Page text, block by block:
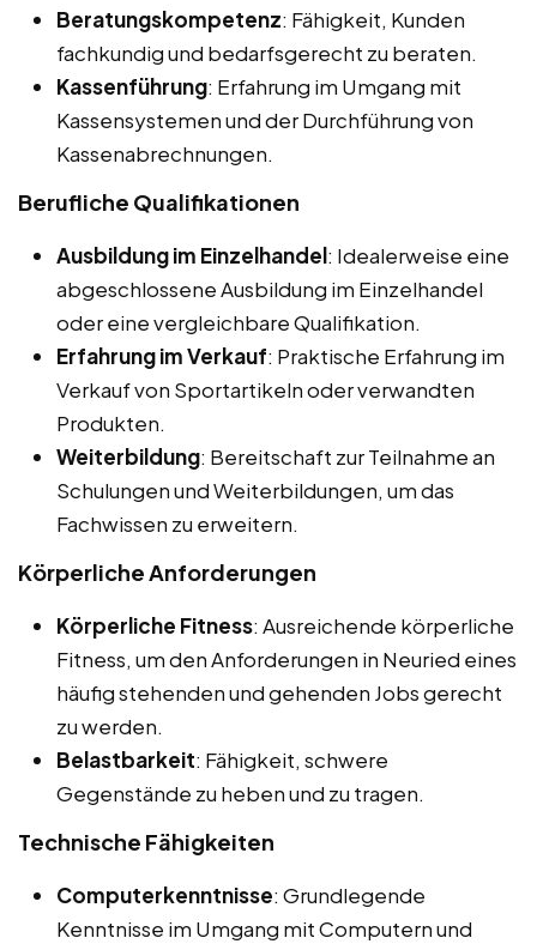
Beratungskompetenz: Fähigkeit, Kunden
fachkundig und bedarfsgerecht zu beraten.
Kassenführung: Erfahrung im Umgang mit
Kassensystemen und der Durchführung von
Kassenabrechnungen.
Berufliche Qualifikationen
Ausbildung im Einzelhandel: Idealerweise eine
abgeschlossene Ausbildung im Einzelhandel
oder eine vergleichbare Qualifikation.
Erfahrung im Verkauf: Praktische Erfahrung im
Verkauf von Sportartikeln oder verwandten
Produkten.
Weiterbildung: Bereitschaft zur Teilnahme an
Schulungen und Weiterbildungen, um das
Fachwissen zu erweitern.
Körperliche Anforderungen
Körperliche Fitness: Ausreichende körperliche
Fitness, um den Anforderungen in Neuried eines
häufig stehenden und gehenden Jobs gerecht
zu werden.
Belastbarkeit: Fähigkeit, schwere
Gegenstände zu heben und zu tragen.
Technische Fähigkeiten
Computerkenntnisse: Grundlegende
Kenntnisse im Umgang mit Computern und